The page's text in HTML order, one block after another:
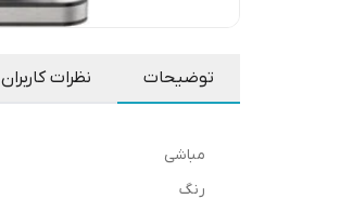
توضیحات نظرات کاربران
مباشی
رنگ